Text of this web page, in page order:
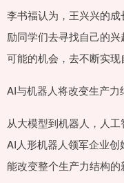
李书福认为，王兴兴的成
励同学们去寻找自己的
可能的机会，去不断实现
AI与机器人将改变生产力
从大模型到机器人，人
AI人形机器人领军企业
能改变整个生产力结构的